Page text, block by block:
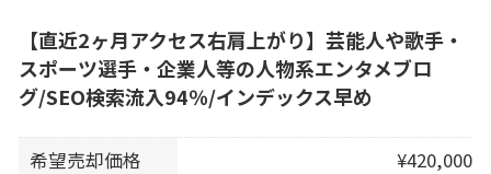
【直近2ヶ月アクセス右肩上がり】芸能人や歌手・
スポーツ選手・企業人等の人物系エンタメブロ
グ/SEO検索流入94％/インデックス早め
希望売却価格
¥420,000